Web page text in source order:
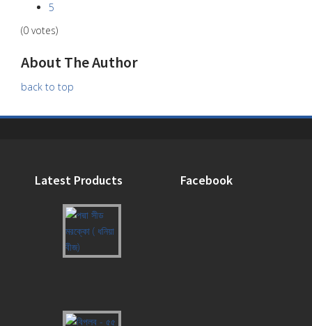
5
(0 votes)
About The Author
back to top
Latest Products Facebook